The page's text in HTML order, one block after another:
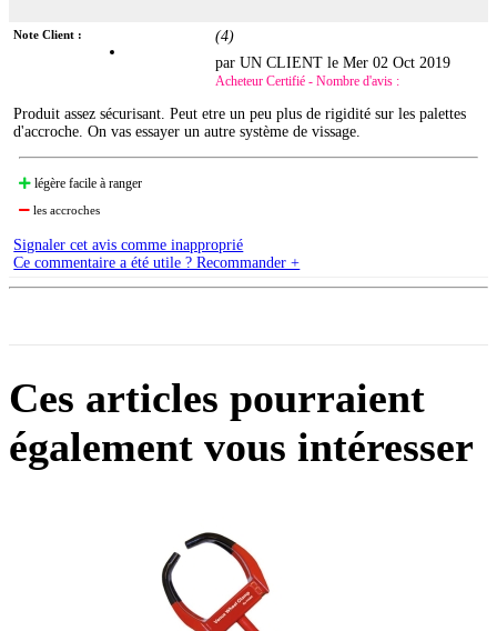
Note Client : (4)
par UN CLIENT leMer 02 Oct 2019
Acheteur Certifié - Nombre d'avis :
Produit assez sécurisant. Peut etre un peu plus de rigidité sur les palettes
d'accroche. On vas essayer un autre système de vissage.
légère facile à ranger
les accroches
Signaler cet avis comme inapproprié
Ce commentaire a été utile ? Recommander +
Ces articles pourraient
également vous intéresser